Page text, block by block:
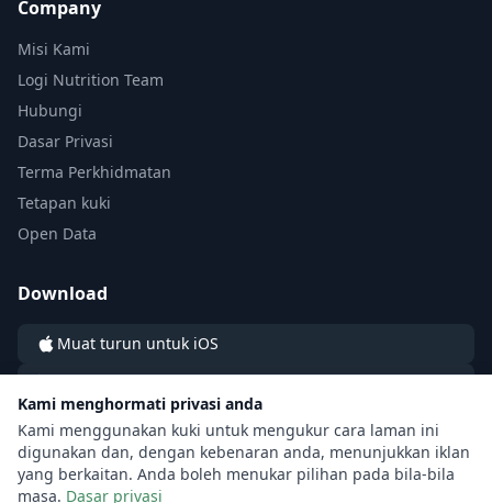
Company
Misi Kami
Logi Nutrition Team
Hubungi
Dasar Privasi
Terma Perkhidmatan
Tetapan kuki
Open Data
Download
Muat turun untuk iOS
Muat turun untuk Android
Kami menghormati privasi anda
Kami menggunakan kuki untuk mengukur cara laman ini
digunakan dan, dengan kebenaran anda, menunjukkan iklan
yang berkaitan. Anda boleh menukar pilihan pada bila-bila
masa. Dasar privasi